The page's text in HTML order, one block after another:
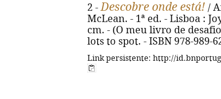
2 -Descobre onde está! /
McLean. - 1ª ed. - Lisboa :
cm. - (O meu livro de
lots to spot. - ISBN 978-989-
Link persistente: http://